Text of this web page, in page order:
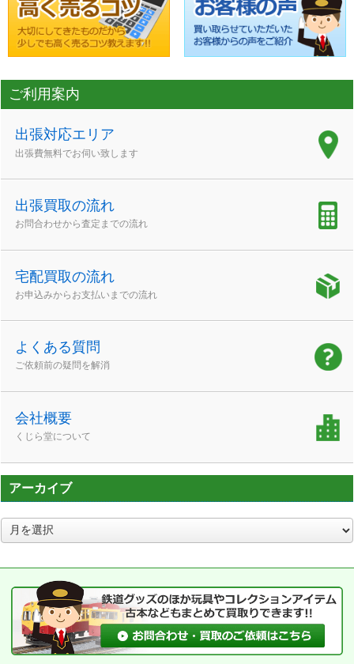
ご利用案内
出張対応エリア
出張費無料でお伺い致します
出張買取の流れ
お問合わせから査定までの流れ
宅配買取の流れ
お申込みからお支払いまでの流れ
よくある質問
ご依頼前の疑問を解消
会社概要
くじら堂について
アーカイブ
ア
ー
ブ